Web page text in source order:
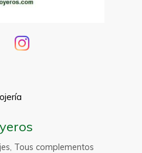
Tous complementos